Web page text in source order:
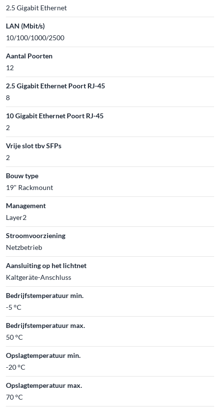
2.5 Gigabit Ethernet
LAN (Mbit/s)
10/100/1000/2500
Aantal Poorten
12
2.5 Gigabit Ethernet Poort RJ-45
8
10 Gigabit Ethernet Poort RJ-45
2
Vrije slot tbv SFPs
2
Bouw type
19" Rackmount
Management
Layer2
Stroomvoorziening
Netzbetrieb
Aansluiting op het lichtnet
Kaltgeräte-Anschluss
Bedrijfstemperatuur min.
-5 °C
Bedrijfstemperatuur max.
50 °C
Opslagtemperatuur min.
-20 °C
Opslagtemperatuur max.
70 °C